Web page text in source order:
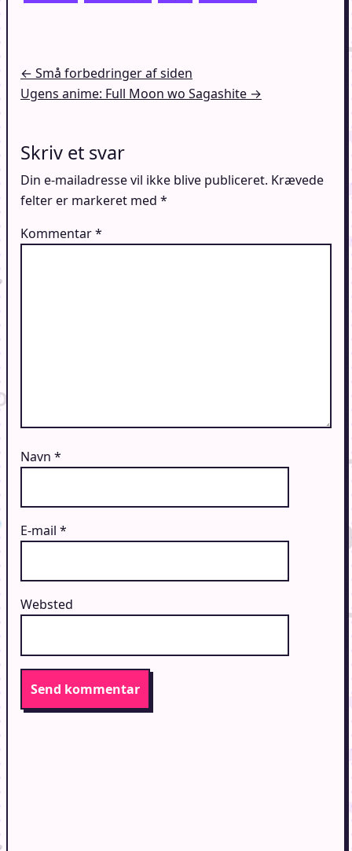
Indlægsnavigation
← Små forbedringer af siden
Ugens anime: Full Moon wo Sagashite →
Skriv et svar
Din e-mailadresse vil ikke blive publiceret. Krævede
felter er markeret med *
Kommentar*
Navn *
E-mail *
Websted